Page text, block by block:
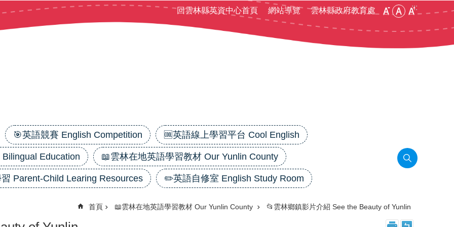
:::
回雲林縣英資中心首頁 網站導覽 雲林縣政府教育處
🎯英語競賽 English Competition 🆒英語線上學習平台 Cool English
Education 📖雲林在地英語學習教材 Our Yunlin County
Parent-Child Learing Resources ✏️英語自修室 English Study Room
首頁 📖雲林在地英語學習教材 Our Yunlin County 📂雲林鄉鎮影片介紹 See the Beauty of Yunlin